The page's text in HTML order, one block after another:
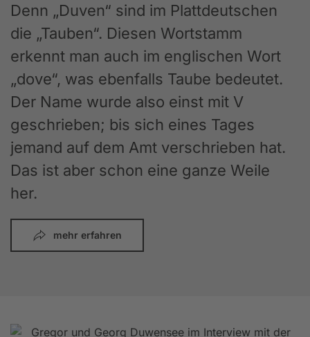
Denn „Duven“ sind im Plattdeutschen
die „Tauben“. Diesen Wortstamm
erkennt man auch im englischen Wort
„dove“, was ebenfalls Taube bedeutet.
Der Name wurde also einst mit V
geschrieben; bis sich eines Tages
jemand auf dem Amt verschrieben hat.
Das ist aber schon eine ganze Weile
her.
mehr erfahren